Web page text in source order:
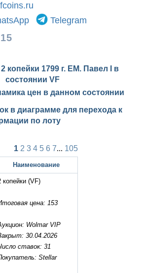
Telegram
копейки 1799 г. ЕМ. Павел I в
состоянии VF
цен в данном состоянии
в диаграмме для перехода к
по лоту
1 2 3 4 5 6 7... 105
Наименование
копейки (VF)
цена: 153
Wolmar VIP
30.04.2026
ставок: 31
Stellar